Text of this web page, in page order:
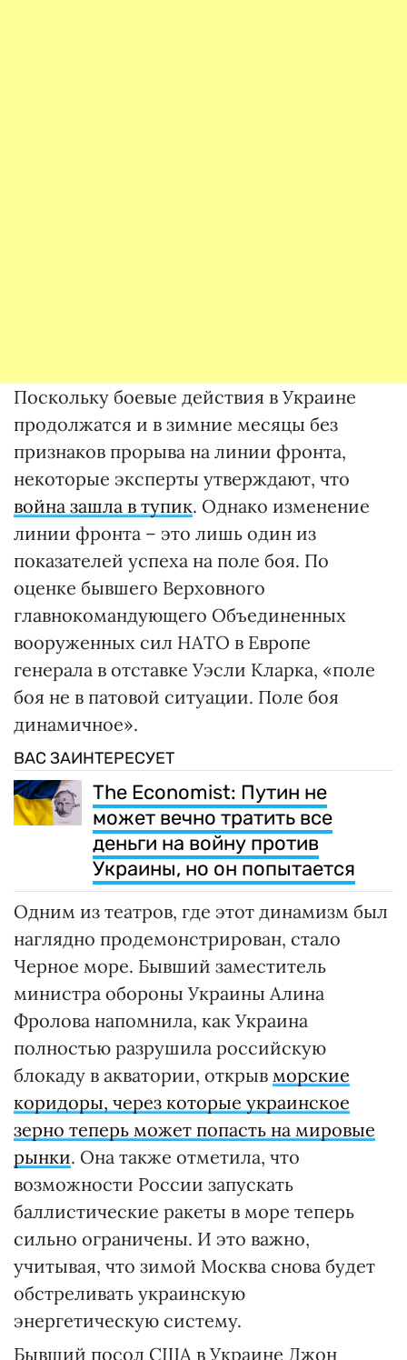
Поскольку боевые действия в Украине
продолжатся и в зимние месяцы без
признаков прорыва на линии фронта,
некоторые эксперты утверждают, что
война зашла в тупик. Однако изменение
линии фронта – это лишь один из
показателей успеха на поле боя. По
оценке бывшего Верховного
главнокомандующего Объединенных
вооруженных сил НАТО в Европе
генерала в отставке Уэсли Кларка, «поле
боя не в патовой ситуации. Поле боя
динамичное».
ВАС ЗАИНТЕРЕСУЕТ
The Economist: Путин не
может вечно тратить все
деньги на войну против
Украины, но он попытается
Одним из театров, где этот динамизм был
наглядно продемонстрирован, стало
Черное море. Бывший заместитель
министра обороны Украины Алина
Фролова напомнила, как Украина
полностью разрушила российскую
блокаду в акватории, открыв морские
коридоры, через которые украинское
зерно теперь может попасть на мировые
рынки. Она также отметила, что
возможности России запускать
баллистические ракеты в море теперь
сильно ограничены. И это важно,
учитывая, что зимой Москва снова будет
обстреливать украинскую
энергетическую систему.
Бывший посол США в Украине Джон